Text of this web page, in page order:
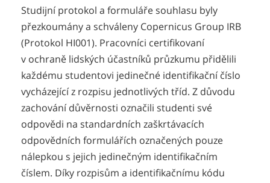
Studijní protokol a formuláře souhlasu byly
přezkoumány a schváleny Copernicus Group IRB
(Protokol HI001). Pracovníci certifikovaní
v ochraně lidských účastníků průzkumu přidělili
každému studentovi jedinečné identifikační číslo
vycházející z rozpisu jednotlivých tříd. Z důvodu
zachování důvěrnosti označili studenti své
odpovědi na standardních zaškrtávacích
odpovědních formulářích označených pouze
nálepkou s jejich jedinečným identifikačním
číslem. Díky rozpisům a identifikačnímu kódu